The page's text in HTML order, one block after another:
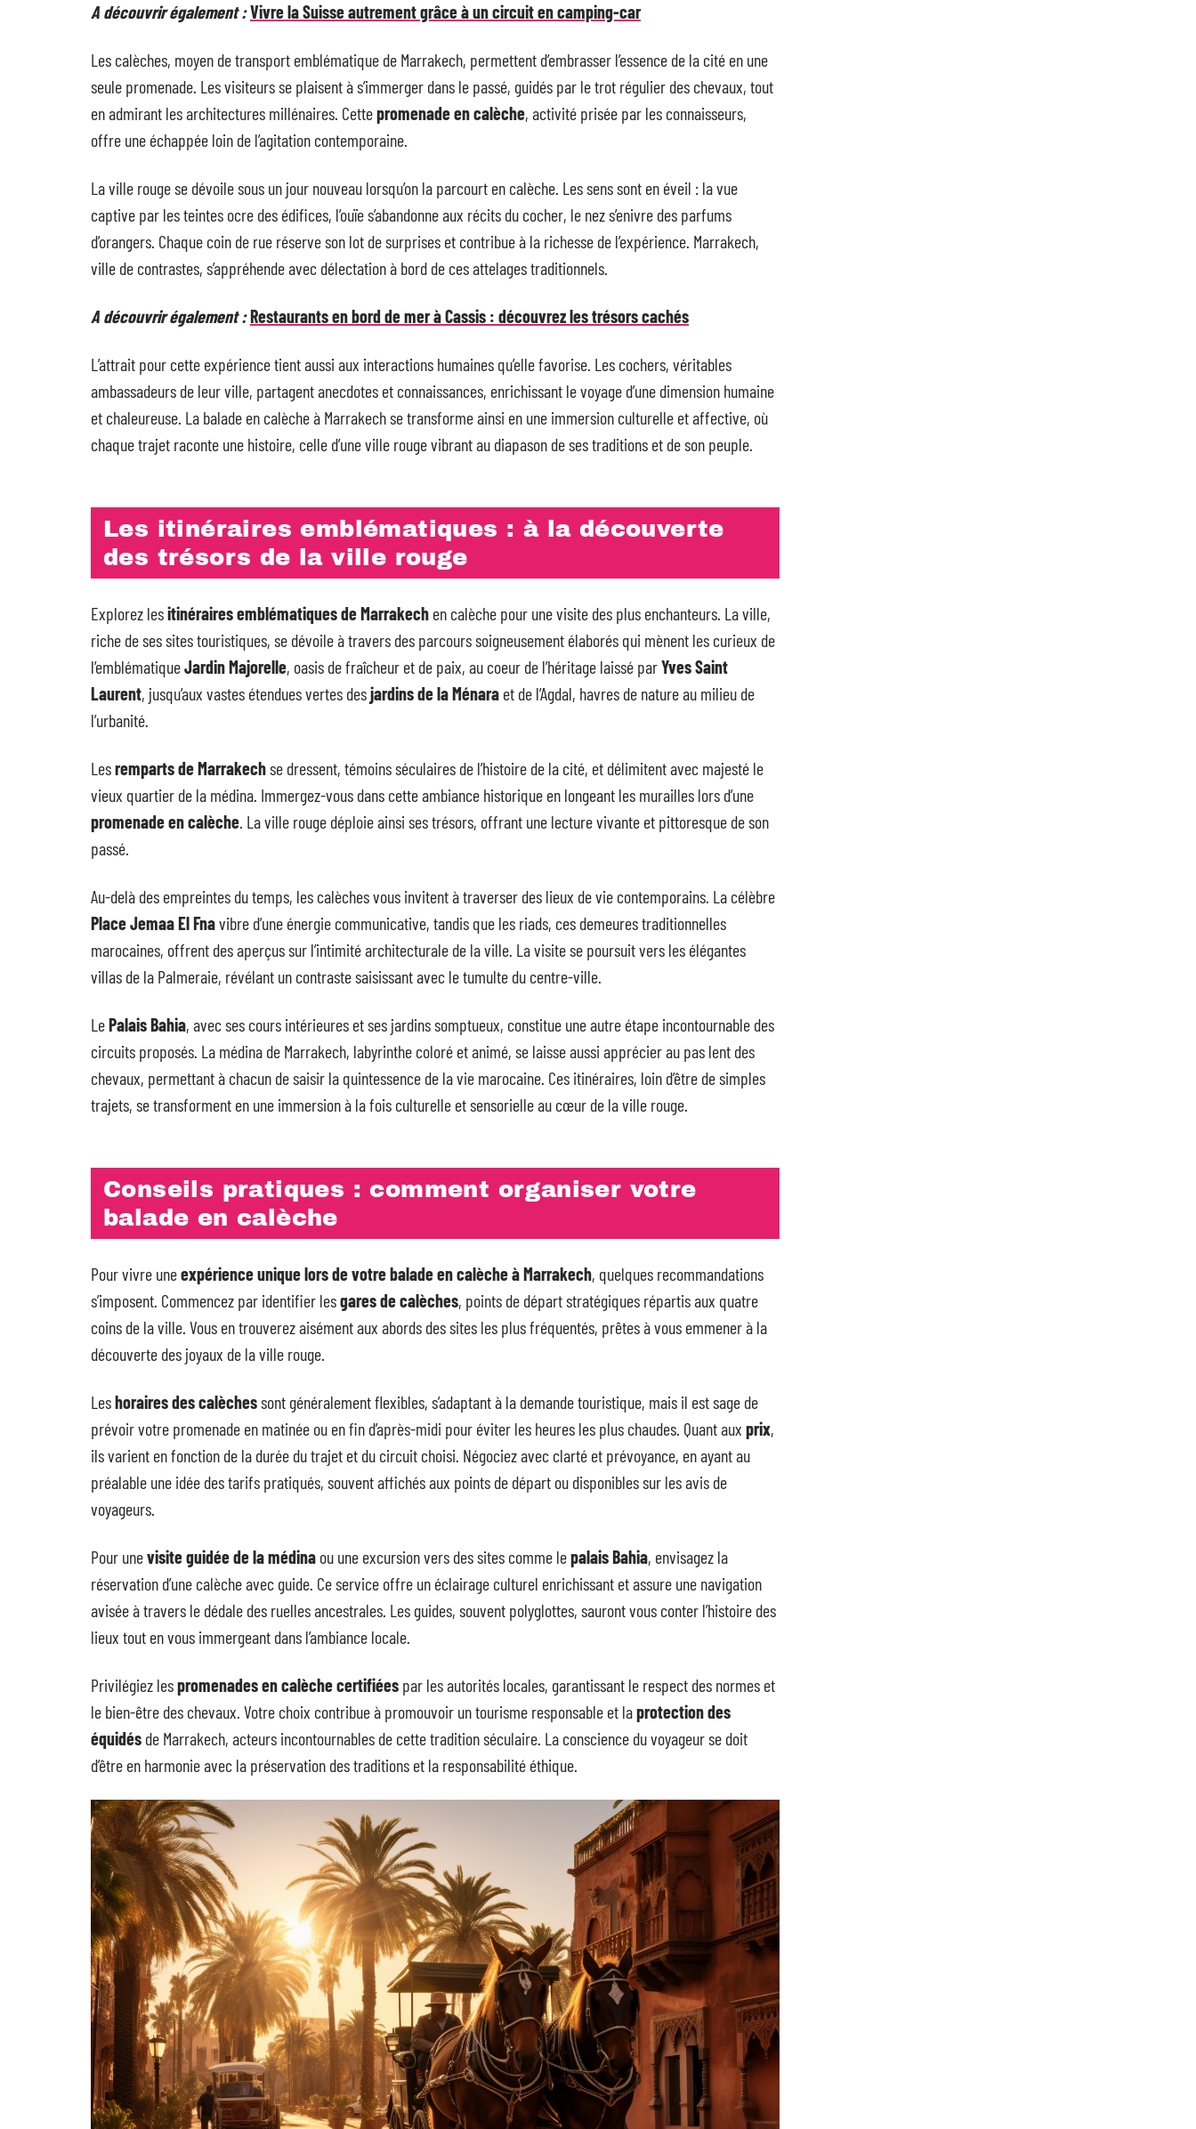
A découvrir également :Vivre la Suisse autrement grâce à un circuit en camping-car
Les calèches, moyen de transport emblématique de Marrakech, permettent d’embrasser l’essence de la cité en une
seule promenade. Les visiteurs se plaisent à s’immerger dans le passé, guidés par le trot régulier des chevaux, tout
en admirant les architectures millénaires. Cettepromenade en calèche, activité prisée par les connaisseurs,
offre une échappée loin de l’agitation contemporaine.
La ville rouge se dévoile sous un jour nouveau lorsqu’on la parcourt en calèche. Les sens sont en éveil : la vue
captive par les teintes ocre des édifices, l’ouïe s’abandonne aux récits du cocher, le nez s’enivre des parfums
d’orangers. Chaque coin de rue réserve son lot de surprises et contribue à la richesse de l’expérience. Marrakech,
ville de contrastes, s’appréhende avec délectation à bord de ces attelages traditionnels.
A découvrir également :Restaurants en bord de mer à Cassis : découvrez les trésors cachés
L’attrait pour cette expérience tient aussi aux interactions humaines qu’elle favorise. Les cochers, véritables
ambassadeurs de leur ville, partagent anecdotes et connaissances, enrichissant le voyage d’une dimension humaine
et chaleureuse. La balade en calèche à Marrakech se transforme ainsi en une immersion culturelle et affective, où
chaque trajet raconte une histoire, celle d’une ville rouge vibrant au diapason de ses traditions et de son peuple.
Les itinéraires emblématiques : à la découverte
des trésors de la ville rouge
Explorez lesitinéraires emblématiques de Marrakech en calèche pour une visite des plus enchanteurs. La ville,
riche de ses sites touristiques, se dévoile à travers des parcours soigneusement élaborés qui mènent les curieux de
l’emblématiqueJardin Majorelle, oasis de fraîcheur et de paix, au coeur de l’héritage laissé parYves Saint
Laurent, jusqu’aux vastes étendues vertes desjardins de la Ménara et de l’Agdal, havres de nature au milieu de
l’urbanité.
Lesremparts de Marrakechse dressent, témoins séculaires de l’histoire de la cité, et délimitent avec majesté le
vieux quartier de la médina. Immergez-vous dans cette ambiance historique en longeant les murailles lors d’une
promenade en calèche. La ville rouge déploie ainsi ses trésors, offrant une lecture vivante et pittoresque de son
passé.
Au-delà des empreintes du temps, les calèches vous invitent à traverser des lieux de vie contemporains. La célèbre
Place Jemaa El Fnavibre d’une énergie communicative, tandis que les riads, ces demeures traditionnelles
marocaines, offrent des aperçus sur l’intimité architecturale de la ville. La visite se poursuit vers les élégantes
villas de la Palmeraie, révélant un contraste saisissant avec le tumulte du centre-ville.
LePalais Bahia, avec ses cours intérieures et ses jardins somptueux, constitue une autre étape incontournable des
circuits proposés. La médina de Marrakech, labyrinthe coloré et animé, se laisse aussi apprécier au pas lent des
chevaux, permettant à chacun de saisir la quintessence de la vie marocaine. Ces itinéraires, loin d’être de simples
trajets, se transforment en une immersion à la fois culturelle et sensorielle au cœur de la ville rouge.
Conseils pratiques : comment organiser votre
balade en calèche
Pour vivre uneexpérience unique lors de votre balade en calèche à Marrakech, quelques recommandations
s’imposent. Commencez par identifier lesgares de calèches, points de départ stratégiques répartis aux quatre
coins de la ville. Vous en trouverez aisément aux abords des sites les plus fréquentés, prêtes à vous emmener à la
découverte des joyaux de la ville rouge.
Leshoraires des calèchessont généralement flexibles, s’adaptant à la demande touristique, mais il est sage de
prévoir votre promenade en matinée ou en fin d’après-midi pour éviter les heures les plus chaudes. Quant aux prix,
ils varient en fonction de la durée du trajet et du circuit choisi. Négociez avec clarté et prévoyance, en ayant au
préalable une idée des tarifs pratiqués, souvent affichés aux points de départ ou disponibles sur les avis de
voyageurs.
Pour unevisite guidée de la médina ou une excursion vers des sites comme lepalais Bahia, envisagez la
réservation d’une calèche avec guide. Ce service offre un éclairage culturel enrichissant et assure une navigation
avisée à travers le dédale des ruelles ancestrales. Les guides, souvent polyglottes, sauront vous conter l’histoire des
lieux tout en vous immergeant dans l’ambiance locale.
Privilégiez lespromenades en calèche certifiées par les autorités locales, garantissant le respect des normes et
le bien-être des chevaux. Votre choix contribue à promouvoir un tourisme responsable et laprotection des
équidés de Marrakech, acteurs incontournables de cette tradition séculaire. La conscience du voyageur se doit
d’être en harmonie avec la préservation des traditions et la responsabilité éthique.